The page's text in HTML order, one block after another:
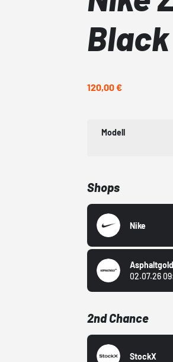
120,00 €
Modell
Shops
Nike
Asphaltgold
02.07.26
2nd Chance
StockX